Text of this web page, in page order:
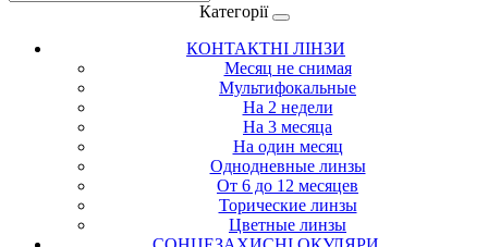
Категорії
КОНТАКТНІ ЛІНЗИ
Месяц не снимая
Мультифокальные
На 2 недели
На 3 месяца
На один месяц
Однодневные линзы
От 6 до 12 месяцев
Торические линзы
Цветные линзы